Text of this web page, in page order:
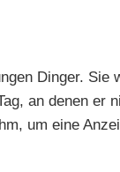
Dinger. Sie
an denen er
um eine